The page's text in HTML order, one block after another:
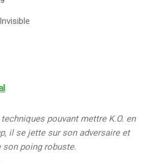
pouvant mettre K.O. en
il se jette sur son adversaire et
son poing robuste.